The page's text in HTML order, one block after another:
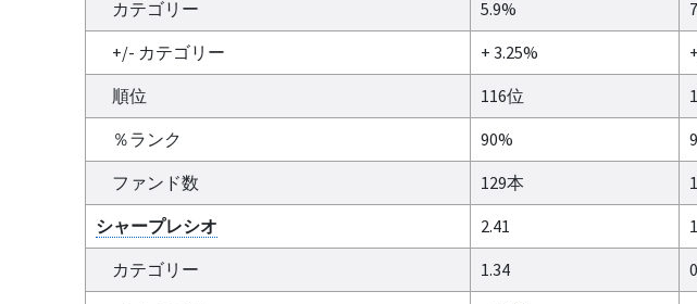
カテゴリー
5.9%
+/- カテゴリー
+ 3.25%
順位
116位
％ランク
90%
ファンド数
129本
シャープレシオ
2.41
カテゴリー
1.34